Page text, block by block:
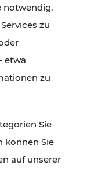
notwendig,
zu
etwa
zu
Sie
können Sie
auf unserer